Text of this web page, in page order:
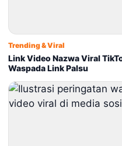
Trending & Viral
Link Video Nazwa Viral
Waspada Link Palsu